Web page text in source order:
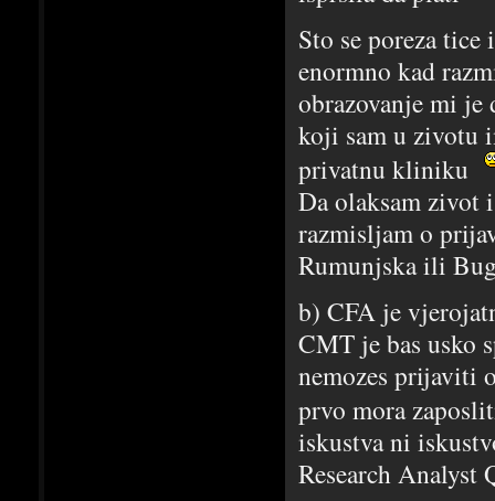
Sto se poreza
enormno kad
obrazovanje mi
koji sam u zivotu
privatnu kliniku
Da olaksam zivot
razmisljam o
Rumunjska ili
b) CFA je
CMT je bas usko
nemozes prijaviti
prvo mora
iskustva ni
Research Analyst